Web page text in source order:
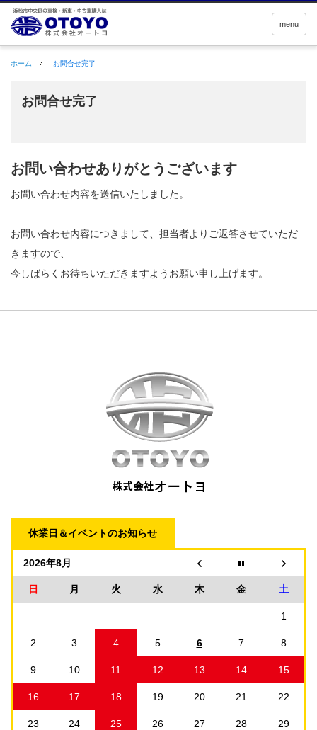
menu
ホーム お問合せ完了
お問合せ完了
お問い合わせありがとうございます
お問い合わせ内容を送信いたしました。
お問い合わせ内容につきまして、担当者よりご返答させていただ
きますので、
今しばらくお待ちいただきますようお願い申し上げます。
休業日＆イベントのお知らせ
2026年8月
日 月 火 水 木 金 土
1
2 3 4 5 6 7 8
9 10 11 12 13 14 15
16 17 18 19 20 21 22
23 24 25 26 27 28 29